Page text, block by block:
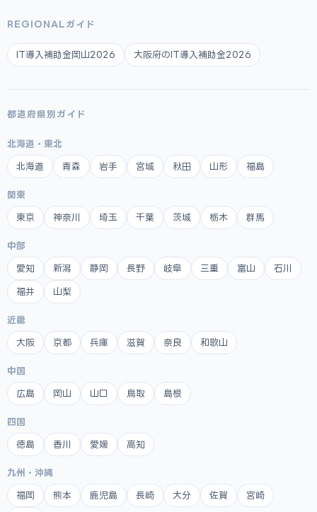
REGIONALガイド
IT導入補助金岡山2026 大阪府のIT導入補助金2026
都道府県別ガイド
北海道・東北
北海道 青森 岩手 宮城 秋田 山形 福島
関東
東京 神奈川 埼玉 千葉 茨城 栃木 群馬
中部
愛知 新潟 静岡 長野 岐阜 三重 富山 石川
福井 山梨
近畿
大阪 京都 兵庫 滋賀 奈良 和歌山
中国
広島 岡山 山口 鳥取 島根
四国
徳島 香川 愛媛 高知
九州・沖縄
福岡 熊本 鹿児島 長崎 大分 佐賀 宮崎